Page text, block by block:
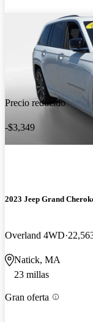
Precio reducido
-$3,349
2023 Jeep Grand
Overland 4WD
Natick, MA
23 millas
Gran oferta